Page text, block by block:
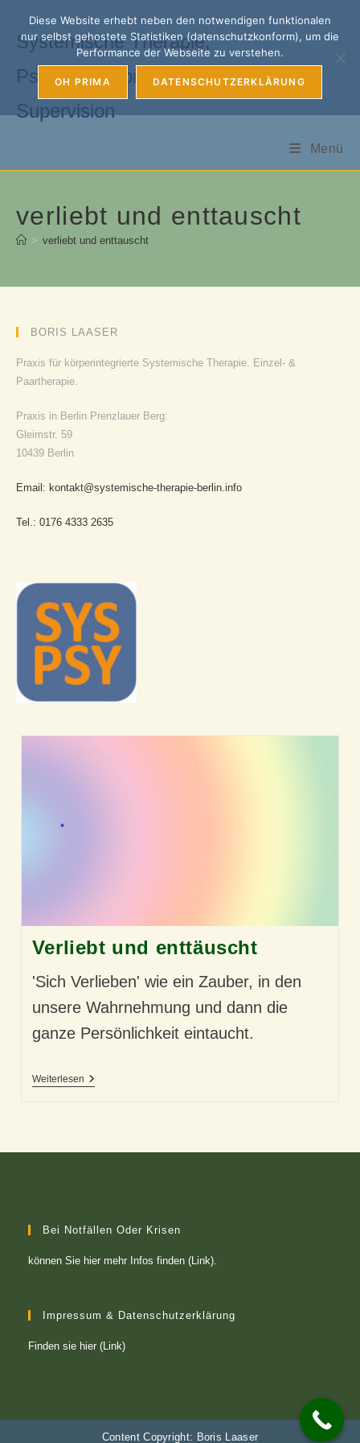
springen
Systemische Therapie,
Psychotherapie, Coaching &
Supervision
Menü
verliebt und enttauscht
> verliebt und enttauscht
BORIS LAASER
Praxis für körperintegrierte Systemische Therapie. Einzel- &
Paartherapie.
Praxis in Berlin Prenzlauer Berg:
Gleimstr. 59
10439 Berlin
Email: kontakt@systemische-therapie-berlin.info
Tel.: 0176 4333 2635
Verliebt und enttäuscht
'Sich Verlieben' wie ein Zauber, in den
unsere Wahrnehmung und dann die
ganze Persönlichkeit eintaucht.
WeiterlesenVerliebt
Bei Notfällen Oder Krisen
können Sie hier mehr Infos finden (Link).
Impressum & Datenschutzerklärung
Finden sie hier (Link)
Content Copyright: Boris Laaser
Diese Website erhebt neben den notwendigen funktionalen
nur selbst gehostete Statistiken (datenschutzkonform), um die
Performance der Webseite zu verstehen.
OH PRIMA DATENSCHUTZERKLÄRUNG